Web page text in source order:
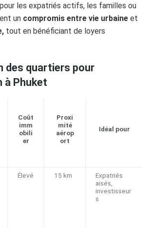
les expatriés actifs, les familles ou
un compromis entre vie urbaine et
tout en bénéficiant de loyers
des quartiers pour
à Phuket
Coût
imm
obili
er
Proxi
mité
aérop
ort
Idéal pour
Élevé 15 km
Expatriés
aisés,
investisseur
s